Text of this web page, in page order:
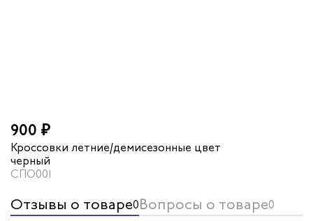
900 ₽
Кроссовки летние/демисезонные цвет
черный
СПО001
Отзывы о товаре0Вопросы о товаре0